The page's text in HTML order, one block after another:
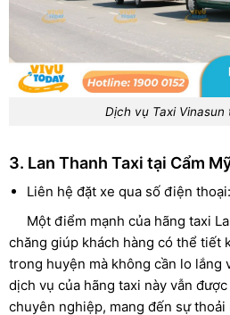
Dịch vụ Taxi Vinasun
3. Lan Thanh Taxi tại Cẩm
Liên hệ đặt xe qua số điện
Một điểm mạnh của hãng taxi
chăng giúp khách hàng có thể tiết
trong huyện mà không cần lo lắng
dịch vụ của hãng taxi này vẫn
chuyên nghiệp, mang đến sự thoải